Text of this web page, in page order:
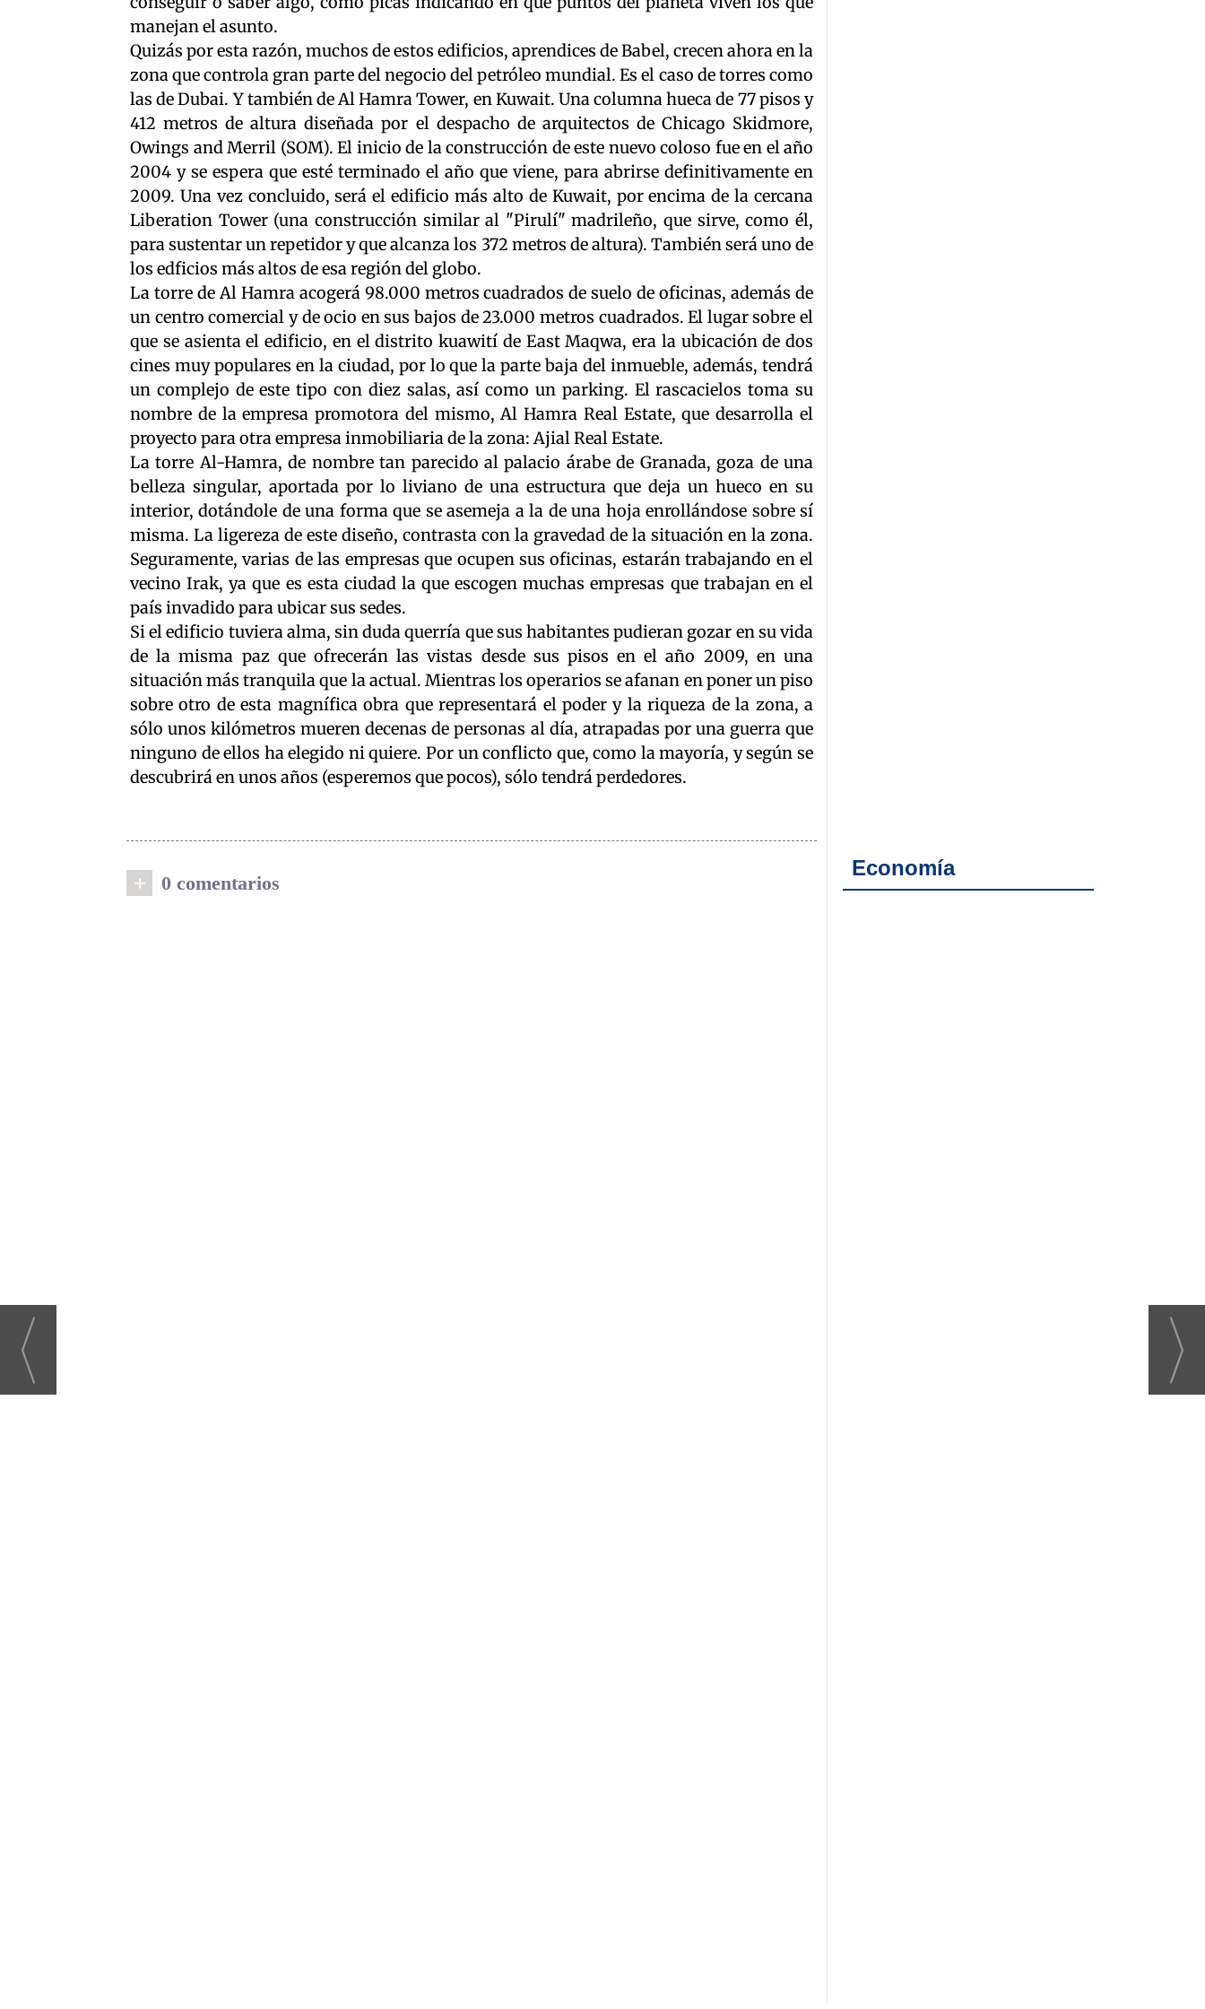
manejan el asunto.
Quizás por esta razón, muchos de estos edificios, aprendices de Babel, crecen ahora en la
zona que controla gran parte del negocio del petróleo mundial. Es el caso de torres como
las de Dubai. Y también de Al Hamra Tower, en Kuwait. Una columna hueca de 77 pisos y
412 metros de altura diseñada por el despacho de arquitectos de Chicago Skidmore,
Owings and Merril (SOM). El inicio de la construcción de este nuevo coloso fue en el año
2004 y se espera que esté terminado el año que viene, para abrirse definitivamente en
2009. Una vez concluido, será el edificio más alto de Kuwait, por encima de la cercana
Liberation Tower (una construcción similar al "Pirulí" madrileño, que sirve, como él,
para sustentar un repetidor y que alcanza los 372 metros de altura). También será uno de
los edficios más altos de esa región del globo.
La torre de Al Hamra acogerá 98.000 metros cuadrados de suelo de oficinas, además de
un centro comercial y de ocio en sus bajos de 23.000 metros cuadrados. El lugar sobre el
que se asienta el edificio, en el distrito kuawití de East Maqwa, era la ubicación de dos
cines muy populares en la ciudad, por lo que la parte baja del inmueble, además, tendrá
un complejo de este tipo con diez salas, así como un parking. El rascacielos toma su
nombre de la empresa promotora del mismo, Al Hamra Real Estate, que desarrolla el
proyecto para otra empresa inmobiliaria de la zona: Ajial Real Estate.
La torre Al-Hamra, de nombre tan parecido al palacio árabe de Granada, goza de una
belleza singular, aportada por lo liviano de una estructura que deja un hueco en su
interior, dotándole de una forma que se asemeja a la de una hoja enrollándose sobre sí
misma. La ligereza de este diseño, contrasta con la gravedad de la situación en la zona.
Seguramente, varias de las empresas que ocupen sus oficinas, estarán trabajando en el
vecino Irak, ya que es esta ciudad la que escogen muchas empresas que trabajan en el
país invadido para ubicar sus sedes.
Si el edificio tuviera alma, sin duda querría que sus habitantes pudieran gozar en su vida
de la misma paz que ofrecerán las vistas desde sus pisos en el año 2009, en una
situación más tranquila que la actual. Mientras los operarios se afanan en poner un piso
sobre otro de esta magnífica obra que representará el poder y la riqueza de la zona, a
sólo unos kilómetros mueren decenas de personas al día, atrapadas por una guerra que
ninguno de ellos ha elegido ni quiere. Por un conflicto que, como la mayoría, y según se
descubrirá en unos años (esperemos que pocos), sólo tendrá perdedores.
+ 0 comentarios
Economía